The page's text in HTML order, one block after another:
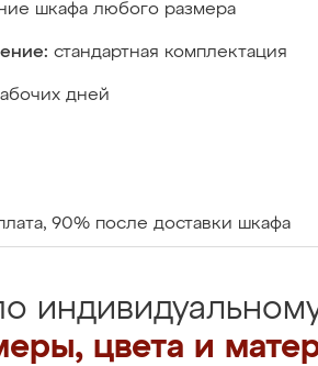
шкафа любого размера
стандартная комплектация
дней
90% после доставки шкафа
цвета и